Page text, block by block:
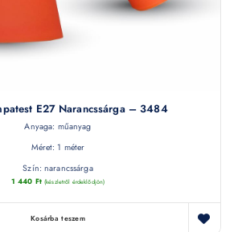
E27 Narancssárga – 3484
Anyaga: műanyag
Méret: 1 méter
Szín: narancssárga
1 440 Ft (készletről érdeklődjön)
Kosárba teszem